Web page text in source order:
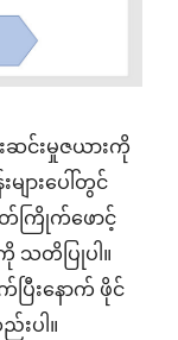
းဆင်းမှုဇယားကို
ားပေါ်တွင်
တ်ကြိုက်ဖောင့်
သတိပြုပါ။
ြီးနောက် ဖိုင်
ပါ။